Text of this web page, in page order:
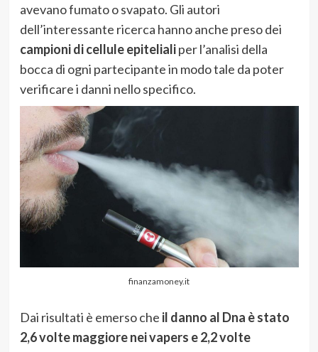
avevano fumato o svapato. Gli autori
dell’interessante ricerca hanno anche preso dei
campioni di cellule epitelialiper l’analisi della
bocca di ogni partecipante in modo tale da poter
verificare i danni nello specifico.
finanzamoney.it
Dai risultati è emerso che il danno al Dna è stato
2,6 volte maggiore nei vapers e 2,2 volte